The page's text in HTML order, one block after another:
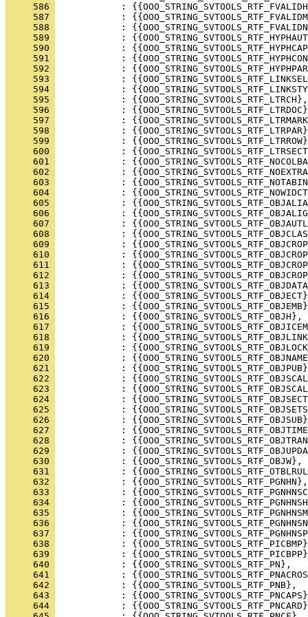
     586
     587
     588
     589
     590
     591
     592
     593
     594
     595
     596
     597
     598
     599
     600
     601
     602
     603
     604
     605
     606
     607
     608
     609
     610
     611
     612
     613
     614
     615
     616
     617
     618
     619
     620
     621
     622
     623
     624
     625
     626
     627
     628
     629
     630
     631
     632
     633
     634
     635
     636
     637
     638
     639
     640
     641
     642
     643
     644